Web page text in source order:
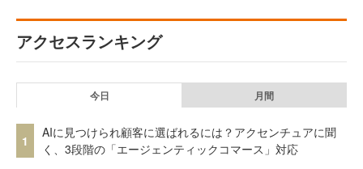
アクセスランキング
今日 月間
1
AIに見つけられ顧客に選ばれるには？アクセンチュアに聞
く、3段階の「エージェンティックコマース」対応